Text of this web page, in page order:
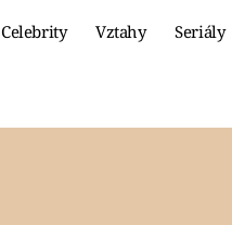
Celebrity Vztahy Seriály